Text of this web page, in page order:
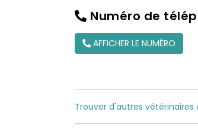
Numéro de
AFFICHER LE NUMÉRO
Trouver d'autres vétérinaires